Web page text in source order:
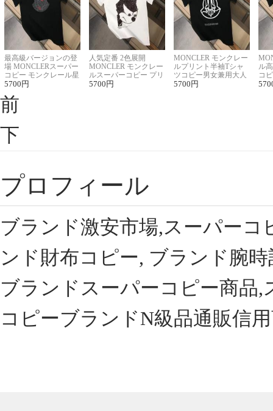
最高級バージョンの登
場 MONCLERスーパー
コピー モンクレール星
座半袖Tシャツ
5700 円
人気定番 2色展開
MONCLER モンクレー
ルスーパーコピー プリ
ント半袖Tシャツ
5700 円
MONCLER モンクレー
ルプリント半袖Tシャ
ツコピー男女兼用大人
可愛い春夏コーデ
5700 円
ル
コ
ィ
前
下
プロフィール
ブランド激安市場,スーパー
ンド財布コピー, ブランド腕
ブランドスーパーコピー商品
コピーブランドN級品通販信